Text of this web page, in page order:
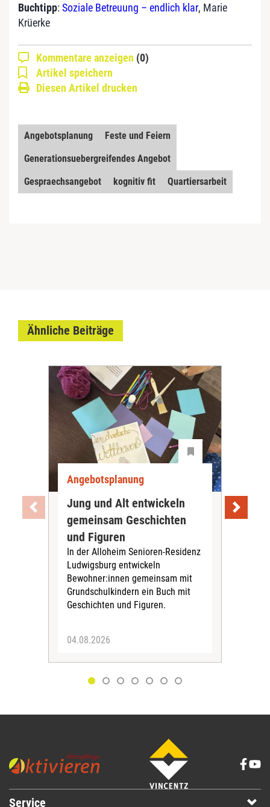
Buchtipp:Soziale Betreuung – endlich klar, Marie
Krüerke
Kommentare anzeigen (0)
Artikel speichern
Diesen Artikel drucken
Angebotsplanung
Feste und Feiern
Generationsuebergreifendes Angebot
Gespraechsangebot
kognitiv fit Quartiersarbeit
Ähnliche Beiträge
Angebotsplanung
Jung und Alt entwickeln
gemeinsam Geschichten
und Figuren
In der Alloheim Senioren-Residenz
Ludwigsburg entwickeln
Bewohner:innen gemeinsam mit
Grundschulkindern ein Buch mit
Geschichten und Figuren.
04.08.2026
Service